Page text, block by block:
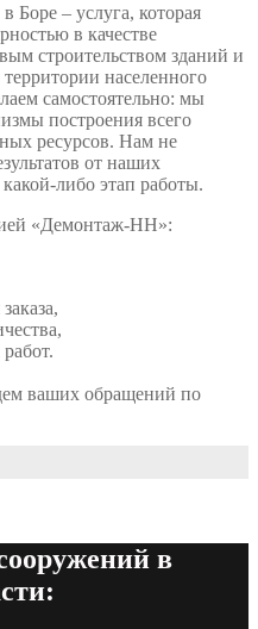
Боре – услуга, которая
в качестве
строительством зданий и
населенного
самостоятельно: мы
построения всего
ресурсов. Нам не
от наших
либо этап работы.
«Демонтаж-НН»:
ваших обращений по
в